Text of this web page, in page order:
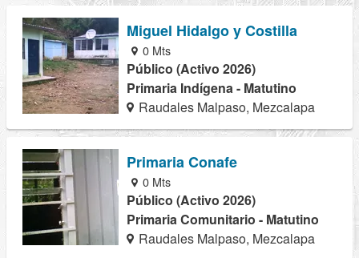
Miguel Hidalgo y Costilla
0 Mts
Público (Activo 2026)
Primaria Indígena - Matutino
Raudales Malpaso, Mezcalapa
Primaria Conafe
0 Mts
Público (Activo 2026)
Primaria Comunitario - Matutino
Raudales Malpaso, Mezcalapa